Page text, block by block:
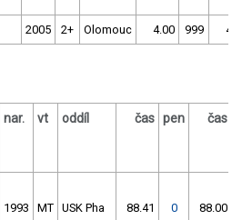
2005 2+ Olomouc 4.00 999
nar. vt oddíl čas pen čas
1993 MT USK Pha 88.41 0 88.00